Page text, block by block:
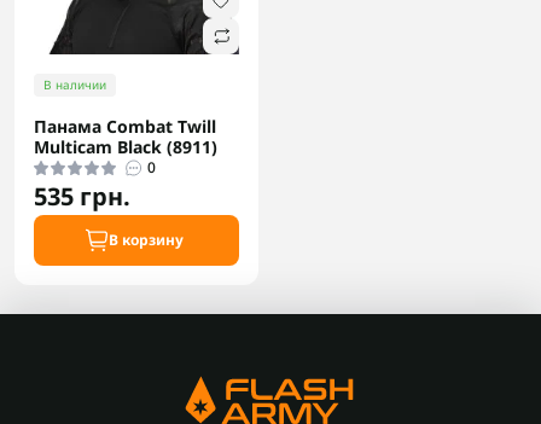
В наличии
Панама Combat Twill
Multicam Black (8911)
0
535 грн.
В корзину